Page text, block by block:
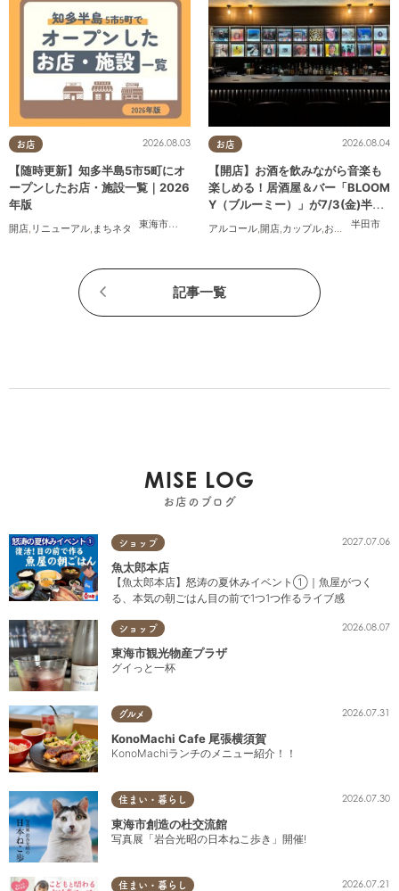
お店
東海市
,大府市 知多市,東浦町,阿久比町,半田市 常滑市,武豊
2026.08.03
【随時更新】知多半島5市5町にオ
ープンしたお店・施設一覧｜2026
年版
開店, リニューアル, まちネタ
お店
半田市
2026.08.04
【開店】お酒を飲みながら音楽も
楽しめる！居酒屋＆バー「BLOOM
Y（ブルーミー）」が7/3(金)半田
市でオープン
アルコール,開店,カップル,おひとりさま
記事一覧
MISE LOG
お店のブログ
ショップ 2027.07.06
魚太郎本店
【魚太郎本店】怒涛の夏休みイベント①｜魚屋がつく
る、本気の朝ごはん目の前で1つ1つ作るライブ感
ショップ 2026.08.07
東海市観光物産プラザ
グイっと一杯
グルメ 2026.07.31
KonoMachi Cafe 尾張横須賀
KonoMachiランチのメニュー紹介！！
住まい・暮らし 2026.07.30
東海市創造の杜交流館
写真展「岩合光昭の日本ねこ歩き」開催!
住まい・暮らし 2026.07.21